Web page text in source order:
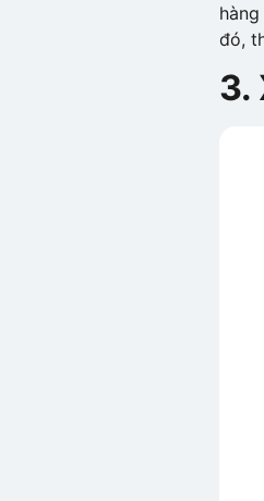
đó,
3.